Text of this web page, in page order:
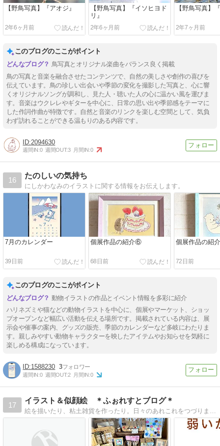
【野鳥写真】『アオジ』
2年6ヶ月前
【野鳥写真】『イソヒヨド
リ』
2年6ヶ月前
【野鳥写真】
2年7ヶ月前
このブログのここがポイント
鳥写真とオリジナル楽曲をバランス良く掲載
鳥の写真と音楽を融合させたコンテンツで、自然の美しさや創作の喜びを
伝えています。鳥の珍しい出会いや季節の変化を撮影した写真と、心に響
くオリジナルソングが調和し、見た人・聴いた人の心に温かい風を運びま
す。音楽はウクレレやギターを中心に、日常の思い出や季節感をテーマに
した作詞作曲が特徴です。自然と音楽のリンクを楽しむ空間として、気負
わず訪れることができる温もりのある内容です。
2094630
週間IN:0 週間OUT:3 月間IN:0
16
たのしいの気持ち
にしかわなみのイラストに関する情報をお伝えします。
7月のカレンダー
39日前
個展作品の紹介⑥
68日前
個展作品の紹
72日前
このブログのここがポイント
動物イラストの作品とイベント情報を多彩に紹介
ハリネズミや猫などの動物イラストを中心に、個展やマーケット、ショッ
プオープンなど幅広い活動を伝える場所です。掲載されている内容は、展
示会や催事の案内、グッズの販売、季節のカレンダーなど多岐にわたりま
す。親しみやすい動物キャラクターを映したアイテムやお知らせを気軽に
楽しめる構成になっています。
1588230 3
週間IN:0 週間OUT:2 月間IN:0
17
イラスト＆似顔絵 ＊ふぉれすとブログ＊
絵を描いたり、粘土雑貨を作ったり。日々のあれこれをつづります。